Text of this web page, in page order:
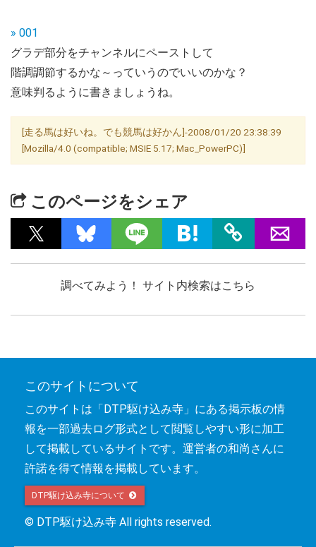
» 001
グラデ部分をチャンネルにペーストして
階調調節するかな～っていうのでいいのかな？
意味判るように書きましょうね。
[走る馬は好いね。でも競馬は好かん]-2008/01/20 23:38:39
[Mozilla/4.0 (compatible; MSIE 5.17; Mac_PowerPC)]
このページをシェア
調べてみよう！ サイト内検索はこちら
このサイトについて
このサイトは「DTP駆け込み寺」にある掲示板の情
報を一部過去ログ形式として閲覧しやすい形に加工
して掲載しているサイトです。運営者の和尚さんに
許諾を得て情報を掲載しています。
DTP駆け込み寺について
© DTP駆け込み寺 All rights reserved.